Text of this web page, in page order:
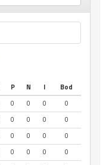
P N I
Bod
0 0 0
0
0 0 0
0
0 0 0
0
0 0 0
0